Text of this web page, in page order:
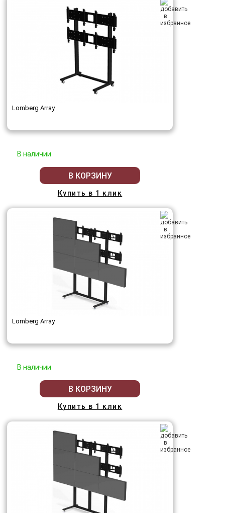
Lomberg Array
В наличии
В КОРЗИНУ
Купить в 1 клик
Lomberg Array
В наличии
В КОРЗИНУ
Купить в 1 клик